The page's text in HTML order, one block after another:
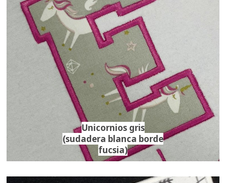
Unicornios gris
(sudadera blanca borde
fucsia)